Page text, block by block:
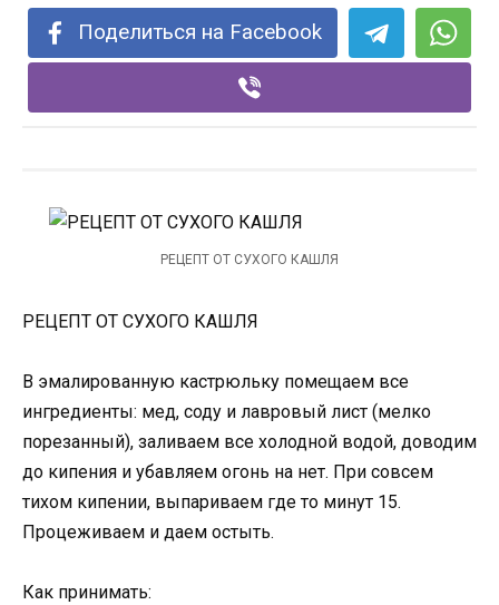
Поделиться на Facebook
РЕЦЕПТ ОТ СУХОГО КАШЛЯ
РЕЦЕПТ ОТ СУХОГО КАШЛЯ
В эмалированную кастрюльку помещаем все
ингредиенты: мед, соду и лавровый лист (мелко
порезанный), заливаем все холодной водой, доводим
до кипения и убавляем огонь на нет. При совсем
тихом кипении, выпариваем где то минут 15.
Процеживаем и даем остыть.
Как принимать: